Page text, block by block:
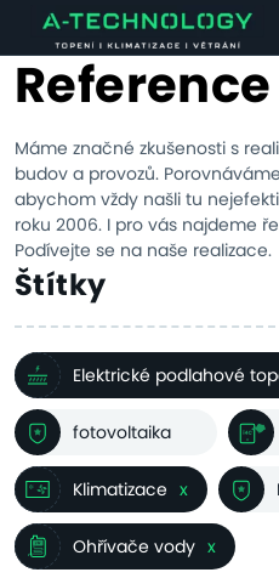
Reference
Máme značné zkušenosti s
budov a provozů.
abychom vždy našli tu
roku 2006. I pro vás najdeme
Podívejte se na naše realizace.
Štítky
Elektrické podlahové
fotovoltaika
Klimatizace x
Ohřívače vody x